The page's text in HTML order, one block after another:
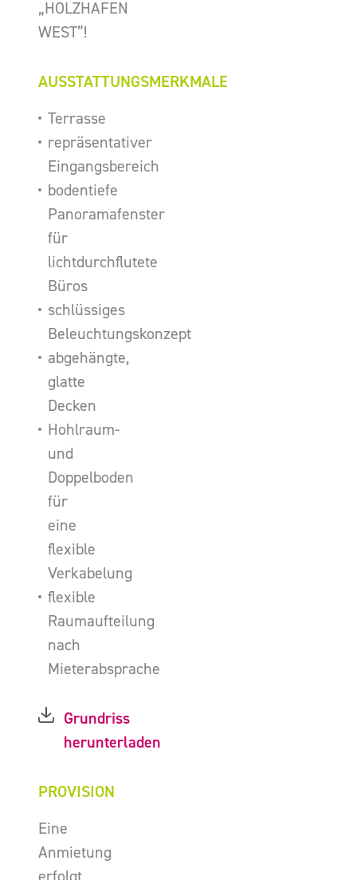
„HOLZHAFEN
WEST”!
AUSSTATTUNGSMERKMALE
Terrasse
repräsentativer
Eingangsbereich
bodentiefe
Panoramafenster
für
lichtdurchflutete
Büros
schlüssiges
Beleuchtungskonzept
abgehängte,
glatte
Decken
Hohlraum-
und
Doppelboden
für
eine
flexible
Verkabelung
flexible
Raumaufteilung
nach
Mieterabsprache
Grundriss
herunterladen
PROVISION
Eine
Anmietung